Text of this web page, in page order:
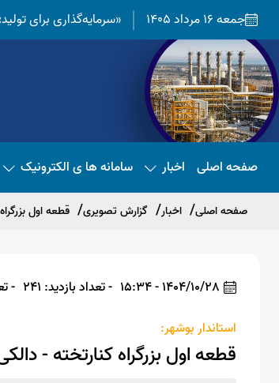
جمعه 16 مرداد 1405 «سرمایه‌گذاری برای
صفحه اصلی اخبار سامانه ها ی الکترونیک
صفحه اصلی اخبار گزارش تصویری قطعه اول
1404/10/28 - 15:34 - تعداد بازدید: 241 -
استاندار بوشهر:
قطعه اول بزرگراه کنارتخته -